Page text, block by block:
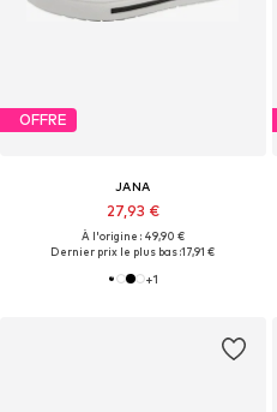
OFFRE
JANA
27,93 €
À l'origine : 49,90 €
Dernier prix le plus bas :17,91 €
+1